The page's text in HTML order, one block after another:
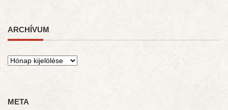
ARCHÍVUM
Archívum
META